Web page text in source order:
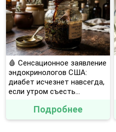
🩸 Сенсационное заявление
эндокринологов США:
диабет исчезнет навсегда,
если утром съесть...
Подробнее